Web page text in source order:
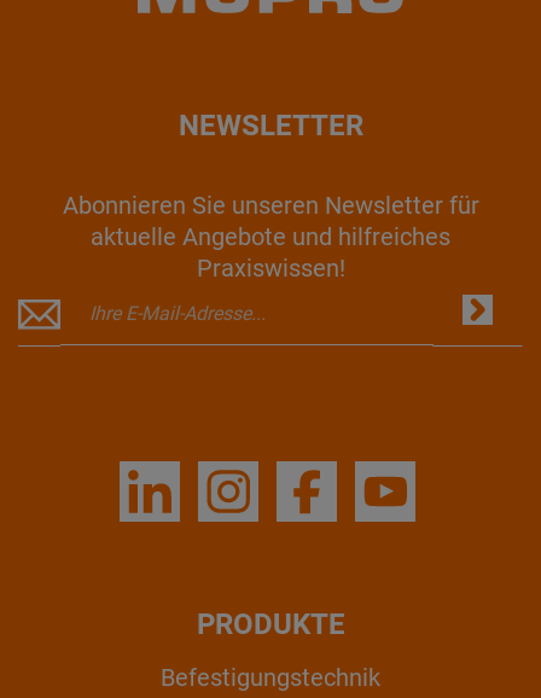
NEWSLETTER
Abonnieren Sie unseren Newsletter für
aktuelle Angebote und hilfreiches
Praxiswissen!
PRODUKTE
Befestigungstechnik